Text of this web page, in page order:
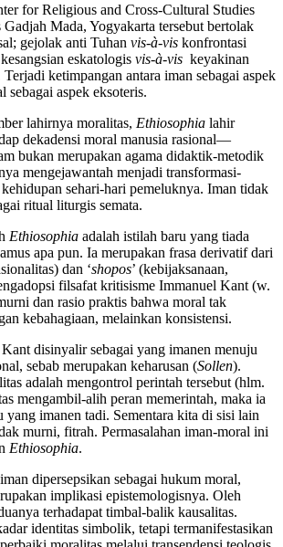
for Religious and Cross-Cultural Studies
Mada, Yogyakarta tersebut bertolak
gejolak anti Tuhan vis-à-vis konfrontasi
eskatologis vis-à-vis keyakinan
ketimpangan antara iman sebagai aspek
sebagai aspek eksoteris.
lahirnya moralitas, Ethiosophia lahir
dekadensi moral manusia rasional—
bukan merupakan agama didaktik-metodik
mengejawantah menjadi transformasi-
sehari-hari pemeluknya. Iman tidak
ritual liturgis semata.
Ethiosophia adalah istilah baru yang tiada
apa pun. Ia merupakan frasa derivatif dari
dan ‘shopos’ (kebijaksanaan,
filsafat kritisisme Immanuel Kant (w.
dan rasio praktis bahwa moral tak
kebahagiaan, melainkan konsistensi.
disinyalir sebagai yang imanen menuju
sebab merupakan keharusan (Sollen).
adalah mengontrol perintah tersebut (hlm.
mengambil-alih peran memerintah, maka ia
yang imanen tadi. Sementara kita di sisi lain
murni, fitrah. Permasalahan iman-moral ini
Ethiosophia.
dipersepsikan sebagai hukum moral,
implikasi epistemologisnya. Oleh
terhadapat timbal-balik kausalitas.
identitas simbolik, tetapi termanifestasikan